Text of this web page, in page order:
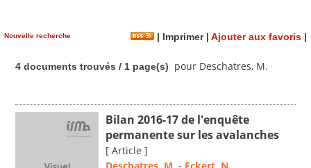
Nouvelle recherche | Imprimer| Ajouter aux favoris |
4 documents trouvés / 1 page(s) pour Deschatres, M.
Bilan 2016-17 de l'enquête
permanente sur les avalanches
[ Article ]